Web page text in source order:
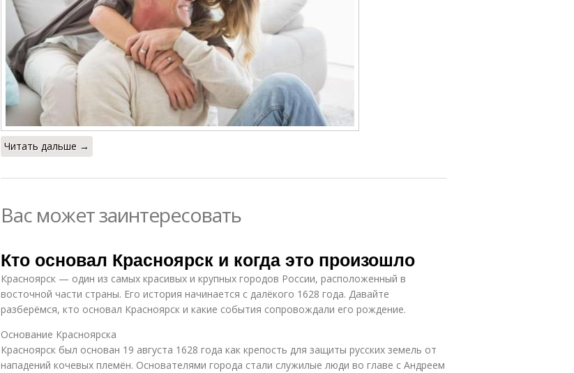
Читать дальше →
Вас может заинтересовать
Кто основал Красноярск и когда это произошло
Красноярск — один из самых красивых и крупных городов России, расположенный в
восточной части страны. Его история начинается с далёкого 1628 года. Давайте
разберёмся, кто основал Красноярск и какие события сопровождали его рождение.
Основание Красноярска
Красноярск был основан 19 августа 1628 года как крепость для защиты русских земель от
нападений кочевых племён. Основателями города стали служилые люди во главе с Андреем